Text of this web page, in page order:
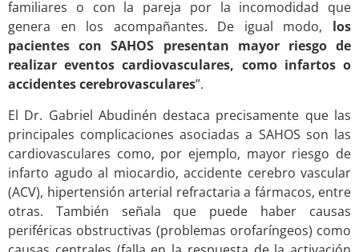
familiares o con la pareja por la incomodidad que
genera en los acompañantes. De igual modo, los
pacientes con SAHOS presentan mayor riesgo de
realizar eventos cardiovasculares, como infartos o
accidentes cerebrovasculares”.
El Dr. Gabriel Abudinén destaca precisamente que las
principales complicaciones asociadas a SAHOS son las
cardiovasculares como, por ejemplo, mayor riesgo de
infarto agudo al miocardio, accidente cerebro vascular
(ACV), hipertensión arterial refractaria a fármacos, entre
otras. También señala que puede haber causas
periféricas obstructivas (problemas orofaríngeos) como